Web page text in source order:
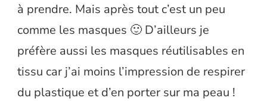
à prendre. Mais après tout c’est un peu
comme les masques 🙂 D’ailleurs je
préfère aussi les masques réutilisables en
tissu car j’ai moins l’impression de respirer
du plastique et d’en porter sur ma peau !